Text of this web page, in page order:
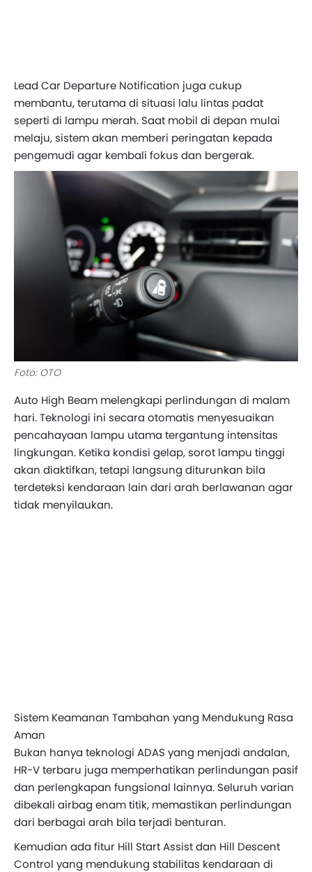
Lead Car Departure Notification juga cukup
membantu, terutama di situasi lalu lintas padat
seperti di lampu merah. Saat mobil di depan mulai
melaju, sistem akan memberi peringatan kepada
pengemudi agar kembali fokus dan bergerak.
Foto: OTO
Auto High Beam melengkapi perlindungan di malam
hari. Teknologi ini secara otomatis menyesuaikan
pencahayaan lampu utama tergantung intensitas
lingkungan. Ketika kondisi gelap, sorot lampu tinggi
akan diaktifkan, tetapi langsung diturunkan bila
terdeteksi kendaraan lain dari arah berlawanan agar
tidak menyilaukan.
Sistem Keamanan Tambahan yang Mendukung Rasa
Aman
Bukan hanya teknologi ADAS yang menjadi andalan,
HR-V terbaru juga memperhatikan perlindungan pasif
dan perlengkapan fungsional lainnya. Seluruh varian
dibekali airbag enam titik, memastikan perlindungan
dari berbagai arah bila terjadi benturan.
Kemudian ada fitur Hill Start Assist dan Hill Descent
Control yang mendukung stabilitas kendaraan di